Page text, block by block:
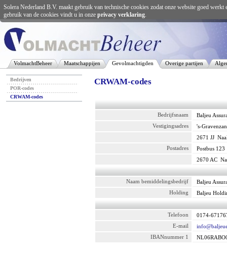
VolmachtBeheer Maatschappijen Gevolmachtigden Overige partijen
Bedrijven
POR-codes
CRWAM-codes
CRWAM-codes
Bedrijfsnaam
Baljeu
Vestigingsadres
's-
2671 JJ
Postadres
Postbus 123
2670 AC
Naam bemiddelingsbedrijf
Baljeu
Holding
Baljeu
Telefoon
0174-
E-mail
IBANnummer 1
Solera Nederland B.V. maakt gebruik van technische cookies zodat onze website goed
gebruik van de cookies vindt u in onze privacy verklaring.